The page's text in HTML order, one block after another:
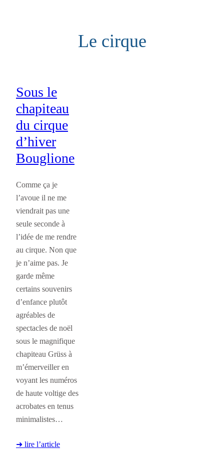
Le cirque
Sous le
chapiteau
du cirque
d’hiver
Bouglione
Comme ça je
l’avoue il ne me
viendrait pas une
seule seconde à
l’idée de me rendre
au cirque. Non que
je n’aime pas. Je
garde même
certains souvenirs
d’enfance plutôt
agréables de
spectacles de noël
sous le magnifique
chapiteau Grüss à
m’émerveiller en
voyant les numéros
de haute voltige des
acrobates en tenus
minimalistes…
➜ lire l’article